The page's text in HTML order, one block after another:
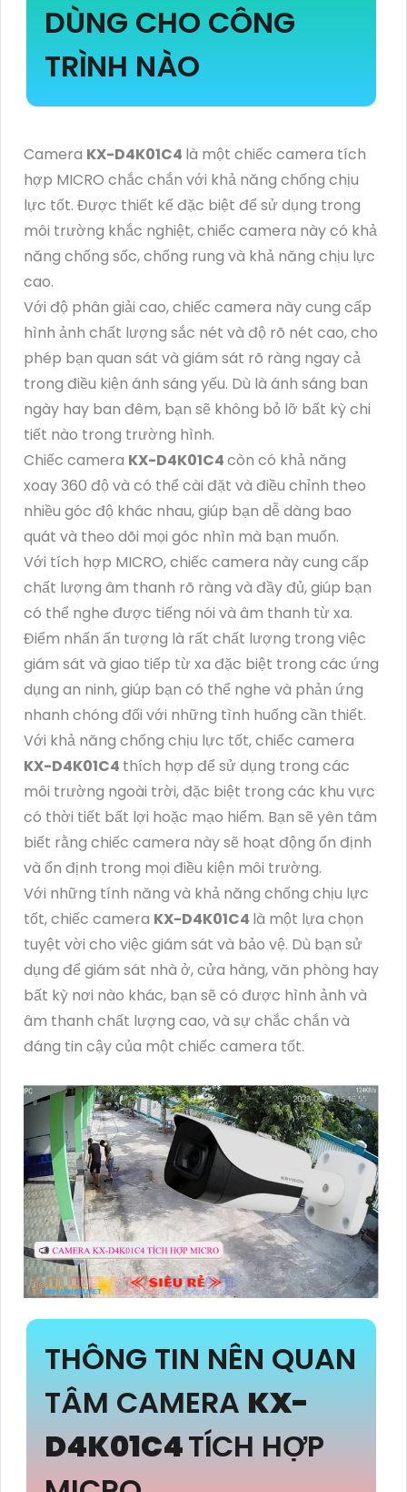
DÙNG CHO CÔNG
TRÌNH NÀO
Camera KX-D4K01C4 là một chiếc camera tích
hợp MICRO chắc chắn với khả năng chống chịu
lực tốt. Được thiết kế đặc biệt để sử dụng trong
môi trường khắc nghiệt, chiếc camera này có khả
năng chống sốc, chống rung và khả năng chịu lực
cao.
Với độ phân giải cao, chiếc camera này cung cấp
hình ảnh chất lượng sắc nét và độ rõ nét cao, cho
phép bạn quan sát và giám sát rõ ràng ngay cả
trong điều kiện ánh sáng yếu. Dù là ánh sáng ban
ngày hay ban đêm, bạn sẽ không bỏ lỡ bất kỳ chi
tiết nào trong trường hình.
Chiếc camera KX-D4K01C4còn có khả năng
xoay 360 độ và có thể cài đặt và điều chỉnh theo
nhiều góc độ khác nhau, giúp bạn dễ dàng bao
quát và theo dõi mọi góc nhìn mà bạn muốn.
Với tích hợp MICRO, chiếc camera này cung cấp
chất lượng âm thanh rõ ràng và đầy đủ, giúp bạn
có thể nghe được tiếng nói và âm thanh từ xa.
Điểm nhấn ấn tượng là rất chất lượng trong việc
giám sát và giao tiếp từ xa đặc biệt trong các ứng
dụng an ninh, giúp bạn có thể nghe và phản ứng
nhanh chóng đối với những tình huống cần thiết.
Với khả năng chống chịu lực tốt, chiếc camera
KX-D4K01C4 thích hợp để sử dụng trong các
môi trường ngoài trời, đặc biệt trong các khu vực
có thời tiết bất lợi hoặc mạo hiểm. Bạn sẽ yên tâm
biết rằng chiếc camera này sẽ hoạt động ổn định
và ổn định trong mọi điều kiện môi trường.
Với những tính năng và khả năng chống chịu lực
tốt, chiếc camera KX-D4K01C4 là một lựa chọn
tuyệt vời cho việc giám sát và bảo vệ. Dù bạn sử
dụng để giám sát nhà ở, cửa hàng, văn phòng hay
bất kỳ nơi nào khác, bạn sẽ có được hình ảnh và
âm thanh chất lượng cao, và sự chắc chắn và
đáng tin cậy của một chiếc camera tốt.
THÔNG TIN NÊN QUAN
TÂM CAMERA KX-
D4K01C4TÍCH HỢP